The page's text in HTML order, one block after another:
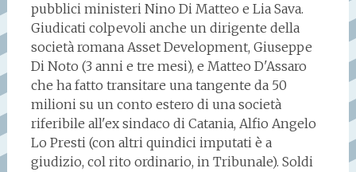
pubblici ministeri Nino Di Matteo e Lia Sava.
Giudicati colpevoli anche un dirigente della
società romana Asset Development, Giuseppe
Di Noto (3 anni e tre mesi), e Matteo D'Assaro
che ha fatto transitare una tangente da 50
milioni su un conto estero di una società
riferibile all'ex sindaco di Catania, Alfio Angelo
Lo Presti (con altri quindici imputati è a
giudizio, col rito ordinario, in Tribunale). Soldi